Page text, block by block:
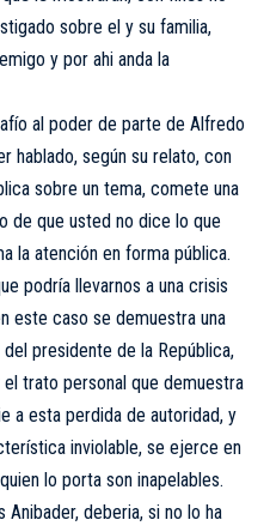
sobre el y su familia,
y por ahi anda la
al poder de parte de Alfredo
hablado, según su relato, con
sobre un tema, comete una
de que usted no dice lo que
la atención en forma pública.
podría llevarnos a una crisis
este caso se demuestra una
presidente de la República,
trato personal que demuestra
a esta perdida de autoridad, y
inviolable, se ejerce en
lo porta son inapelables.
Anibader, deberia, si no lo ha